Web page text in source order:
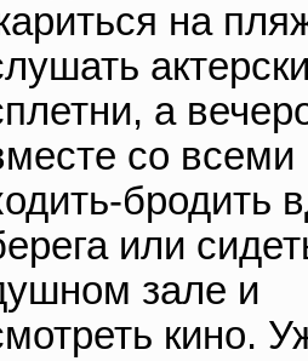
на
а
со всеми
бродить
или
зале и
кино.